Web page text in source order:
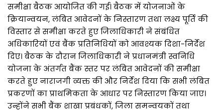
समीक्षा बैठक आयोजित की गई। बैठक में योजनाओं के
क्रियान्वयन, लंबित आवेदनों के निस्तारण तथा लक्ष्य पूर्ति की
विस्तार से समीक्षा करते हुए जिलाधिकारी ने संबंधित
अधिकारियों एवं बैंक प्रतिनिधियों को आवश्यक दिशा-निर्देश
दिए। बैठक के दौरान जिलाधिकारी ने प्रधानमंत्री स्वनिधि
योजना के अंतर्गत बैंक स्तर पर लंबित आवेदनों की समीक्षा
करते हुए नाराजगी व्यक्त की और निर्देश दिया कि सभी लंबित
प्रकरणों का प्राथमिकता के आधार पर निस्तारण किया जाए।
उन्होंने सभी बैंक शाखा प्रबंधकों, जिला समन्वयकों तथा